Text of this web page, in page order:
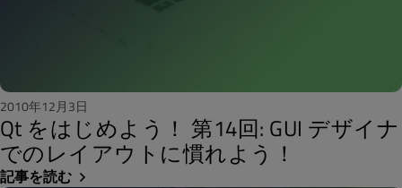
2010年12月3日
Qt をはじめよう！ 第14回: GUI デザイナ
でのレイアウトに慣れよう！
記事を読む